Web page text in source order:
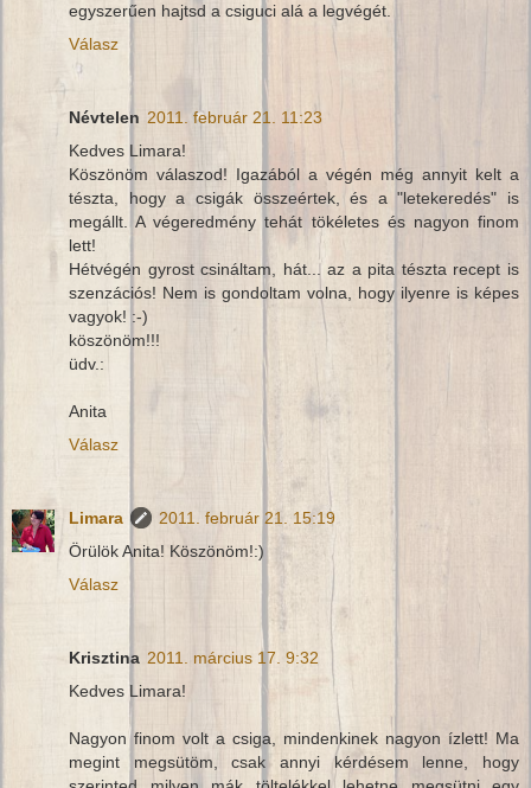
egyszerűen hajtsd a csiguci alá a legvégét.
Válasz
Névtelen 2011. február 21. 11:23
Kedves Limara!
Köszönöm válaszod! Igazából a végén még annyit kelt a
tészta, hogy a csigák összeértek, és a "letekeredés" is
megállt. A végeredmény tehát tökéletes és nagyon finom
lett!
Hétvégén gyrost csináltam, hát... az a pita tészta recept is
szenzációs! Nem is gondoltam volna, hogy ilyenre is képes
vagyok! :-)
köszönöm!!!
üdv.:
Anita
Válasz
Limara
2011. február 21. 15:19
Örülök Anita! Köszönöm!:)
Válasz
Krisztina 2011. március 17. 9:32
Kedves Limara!
Nagyon finom volt a csiga, mindenkinek nagyon ízlett! Ma
megint megsütöm, csak annyi kérdésem lenne, hogy